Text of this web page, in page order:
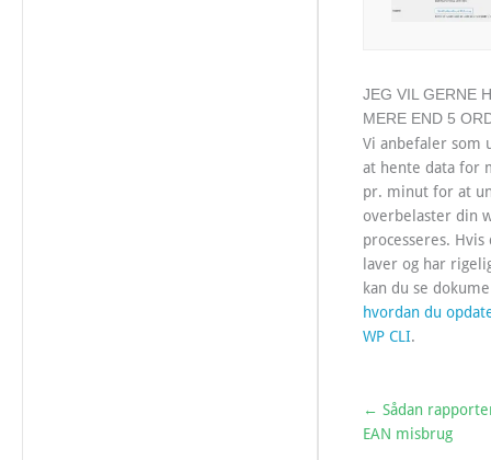
JEG VIL GERNE
MERE END 5
Vi anbefaler som
at hente data for
pr. minut for at
overbelaster din
processeres.
laver og har
kan du se
hvordan du
WP CLI.
← Sådan
EAN misbrug